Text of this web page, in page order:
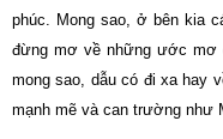
phúc. Mong sao, ở bên kia
đừng mơ về những ước mơ
mong sao, dẫu có đi xa hay
mạnh mẽ và can trường như